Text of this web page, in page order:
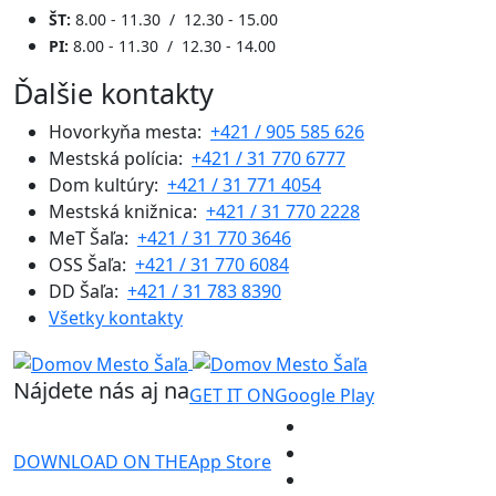
ŠT: 8.00 - 11.30 / 12.30 - 15.00
PI: 8.00 - 11.30 / 12.30 - 14.00
Ďalšie kontakty
Hovorkyňa mesta: +421 / 905 585 626
Mestská polícia: +421 / 31 770 6777
Dom kultúry: +421 / 31 771 4054
Mestská knižnica: +421 / 31 770 2228
MeT Šaľa: +421 / 31 770 3646
OSS Šaľa: +421 / 31 770 6084
DD Šaľa: +421 / 31 783 8390
Všetky kontakty
Nájdete nás aj naGET IT ONGoogle Play
DOWNLOAD ON THEApp Store